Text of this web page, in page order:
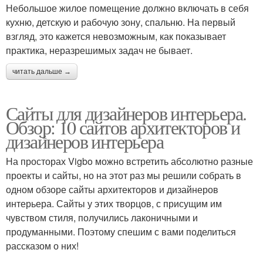
Небольшое жилое помещение должно включать в себя
кухню, детскую и рабочую зону, спальню. На первый
взгляд, это кажется невозможным, как показывает
практика, неразрешимых задач не бывает.
читать дальше →
Сайты для дизайнеров интерьера.
Обзор: 10 сайтов архитекторов и
дизайнеров интерьера
На просторах Vigbo можно встретить абсолютно разные
проекты и сайты, но на этот раз мы решили собрать в
одном обзоре сайты архитекторов и дизайнеров
интерьера. Сайты у этих творцов, с присущим им
чувством стиля, получились лаконичными и
продуманными. Поэтому спешим с вами поделиться
рассказом о них!